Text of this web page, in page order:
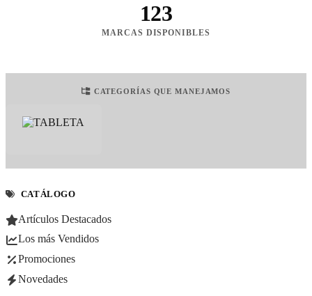
123
MARCAS DISPONIBLES
CATEGORÍAS QUE MANEJAMOS
CATÁLOGO
Artículos Destacados
Los más Vendidos
Promociones
Novedades